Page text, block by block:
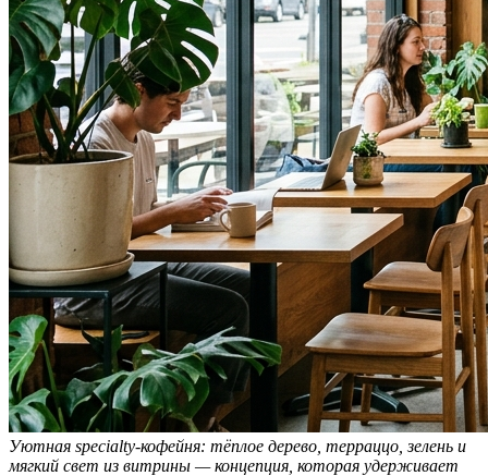
Уютная specialty-кофейня: тёплое дерево, терраццо, зелень и
мягкий свет из витрины — концепция, которая удерживает